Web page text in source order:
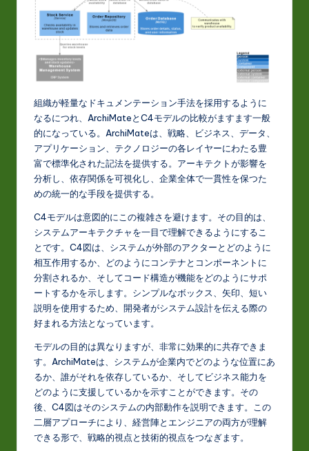
組織が軽量なドキュメンテーション手法を採用するように
なるにつれ、ArchiMateとC4モデルの比較がますます一般
的になっている。ArchiMateは、戦略、ビジネス、データ、
アプリケーション、テクノロジーの各レイヤーにわたる豊
富で標準化された記法を提供する。アーキテクトが影響を
分析し、依存関係を可視化し、企業全体で一貫性を保つた
めの統一的な手段を提供する。
C4モデルは意図的にこの複雑さを避けます。その目的は、
システムアーキテクチャを一目で理解できるようにするこ
とです。C4図は、システムが外部のアクターとどのように
相互作用するか、どのようにコンテナとコンポーネントに
分割されるか、そしてコード構造が機能をどのようにサポ
ートするかを示します。シンプルなボックス、矢印、短い
説明を使用するため、開発者がシステム設計を伝える際の
好まれる方法となっています。
モデルの目的は異なりますが、非常に効果的に共存できま
す。ArchiMateは、システムが企業内でどのような位置にあ
るか、誰がそれを依存しているか、そしてビジネス能力を
どのように支援しているかを示すことができます。その
後、C4図はそのシステムの内部動作を説明できます。この
二層アプローチにより、経営陣とエンジニアの両方が理解
できる形で、戦略的視点と技術的視点をつなぎます。